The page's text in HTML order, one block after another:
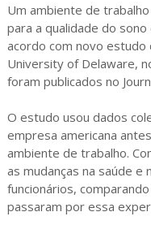
Um ambiente de
para a qualidade do
acordo com novo
University of Delaware,
foram publicados no
O estudo usou dados
empresa americana
ambiente de trabalho.
as mudanças na saúde
funcionários,
passaram por essa